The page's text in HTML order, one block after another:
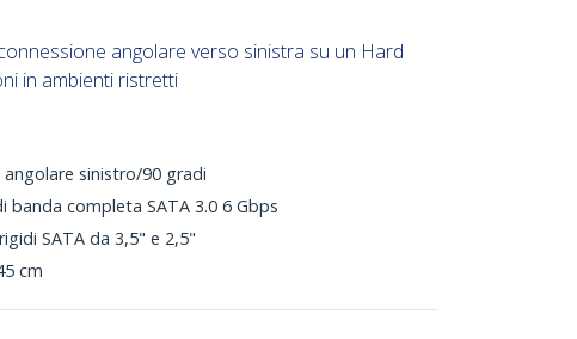
angolare verso sinistra su un Hard
in ambienti ristretti
sinistro/90 gradi
banda completa SATA 3.0 6 Gbps
SATA da 3,5" e 2,5"
cm